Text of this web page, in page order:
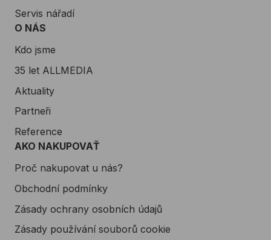
Servis nářadí
O NÁS
Kdo jsme
35 let ALLMEDIA
Aktuality
Partneři
Reference
AKO NAKUPOVAŤ
Proč nakupovat u nás?
Obchodní podmínky
Zásady ochrany osobních údajů
Zásady používání souborů cookie